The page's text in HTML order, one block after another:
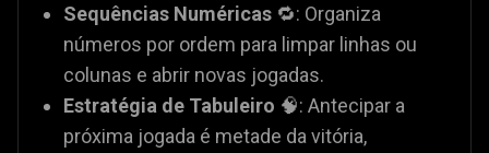
Sequências Numéricas 🔁: Organiza
números por ordem para limpar linhas ou
colunas e abrir novas jogadas.
Estratégia de Tabuleiro 🧠: Antecipar a
próxima jogada é metade da vitória,